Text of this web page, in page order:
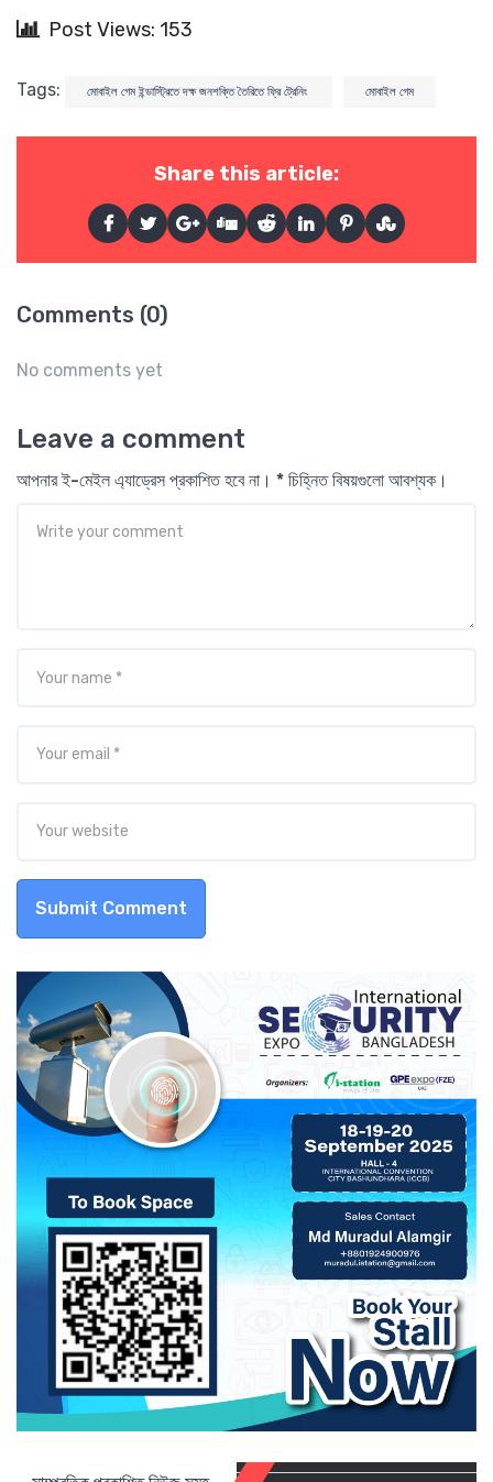
Post Views: 153
Tags: মোবাইল গেম ইন্ডাস্ট্রিতে দক্ষ জনশক্তি তৈরিতে ফ্রি ট্রেনিং মোবাইল গেম
Share this article:
Comments (0)
No comments yet
Leave a comment
আপনার ই-মেইল এ্যাড্রেস প্রকাশিত হবে না। * চিহ্নিত বিষয়গুলো আবশ্যক।
Submit Comment